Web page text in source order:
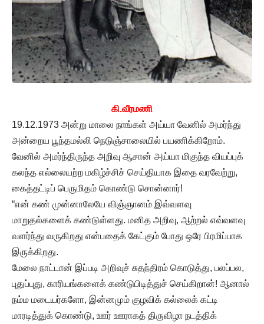
கி.வீரமணி
19.12.1973 அன்று மாலை நாங்கள் அய்யா வேனில் அமர்ந்து
அன்றைய பூந்தமல்லி நெடுஞ்சாலையில் பயணிக்கிறோம்.
வேனில் அமர்ந்திருந்த அறிவு ஆசான் அய்யா மிகுந்த வியப்புக்
கலந்த எல்லையற்ற மகிழ்ச்சிச் செய்தியாக இதை வரவேற்று,
கைத்தட்டிப் பெருமிதம் கொண்டு சொன்னார்!
“என் கண் முன்னாலேயே விஞ்ஞானம் இவ்வளவு
மாறுதல்களைக் கண்டுள்ளது. மனித அறிவு, ஆற்றல் எவ்வளவு
வளர்ந்து வருகிறது என்பதைக் கேட்கும் போது ஒரே பிரமிப்பாக
இருக்கிறது.
மேலை நாட்டான் இப்படி அறிவுச் சுதந்திரம் கொடுத்து, பலப்பல,
புதுப்புது, காரியங்களைக் கண்டுபிடித்துச் செய்கிறான்! ஆனால்
நம்ம மடையர்களோ, இன்னமும் குழவிக் கல்லைக் கட்டி
மாரடித்துக் கொண்டு, ஊர் ஊராகத் திருவிழா நடத்திக்